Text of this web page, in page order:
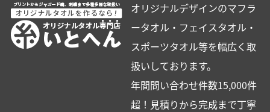
オリジナルデザインのマフラ
ータオル・フェイスタオル・
スポーツタオル等を幅広く取
扱いしております。
年間問い合わせ件数15,000件
超！見積りから完成まで丁寧